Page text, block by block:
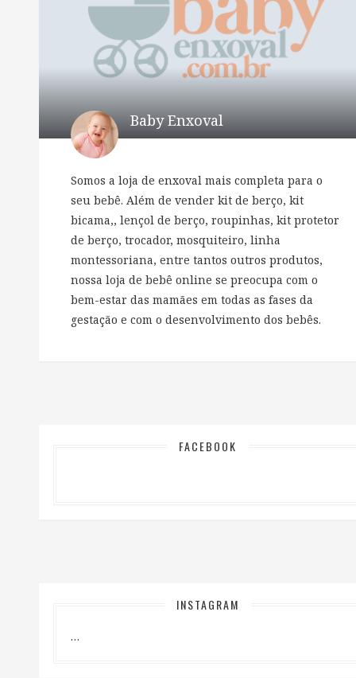
Baby Enxoval
Somos a loja de enxoval mais completa para o
seu bebê. Além de vender kit de berço, kit
bicama,, lençol de berço, roupinhas, kit protetor
de berço, trocador, mosquiteiro, linha
montessoriana, entre tantos outros produtos,
nossa loja de bebê online se preocupa com o
bem-estar das mamães em todas as fases da
gestação e com o desenvolvimento dos bebês.
FACEBOOK
INSTAGRAM
…